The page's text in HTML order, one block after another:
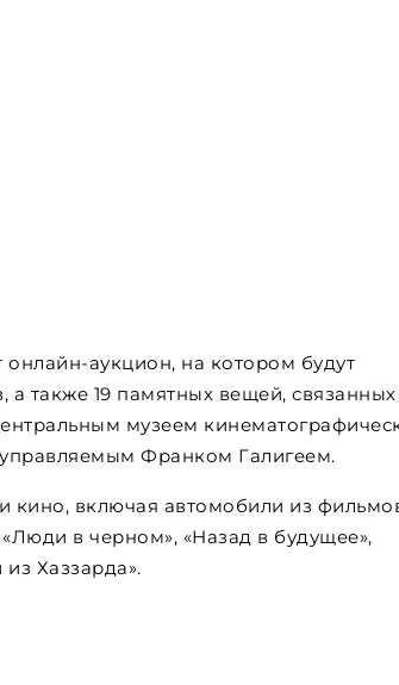
аукцион, на котором будут
также 19 памятных вещей, связанных
музеем
Франком Галигеем.
кино, включая автомобили из
в черном», «Назад в будущее»,
Хаззарда».